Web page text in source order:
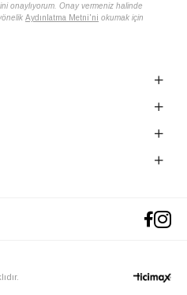
onaylıyorum. Onay vermeniz halinde
Aydınlatma Metni'ni okumak için